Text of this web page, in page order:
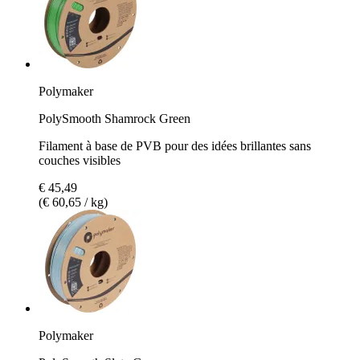
Polymaker
PolySmooth Shamrock Green
Filament à base de PVB pour des idées brillantes sans
couches visibles
€ 45,49
(€ 60,65 / kg)
Polymaker